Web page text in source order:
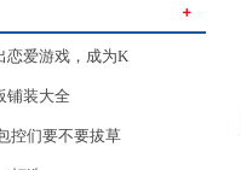
＋
恋爱游戏，成为K
装大全
控们要不要拔草